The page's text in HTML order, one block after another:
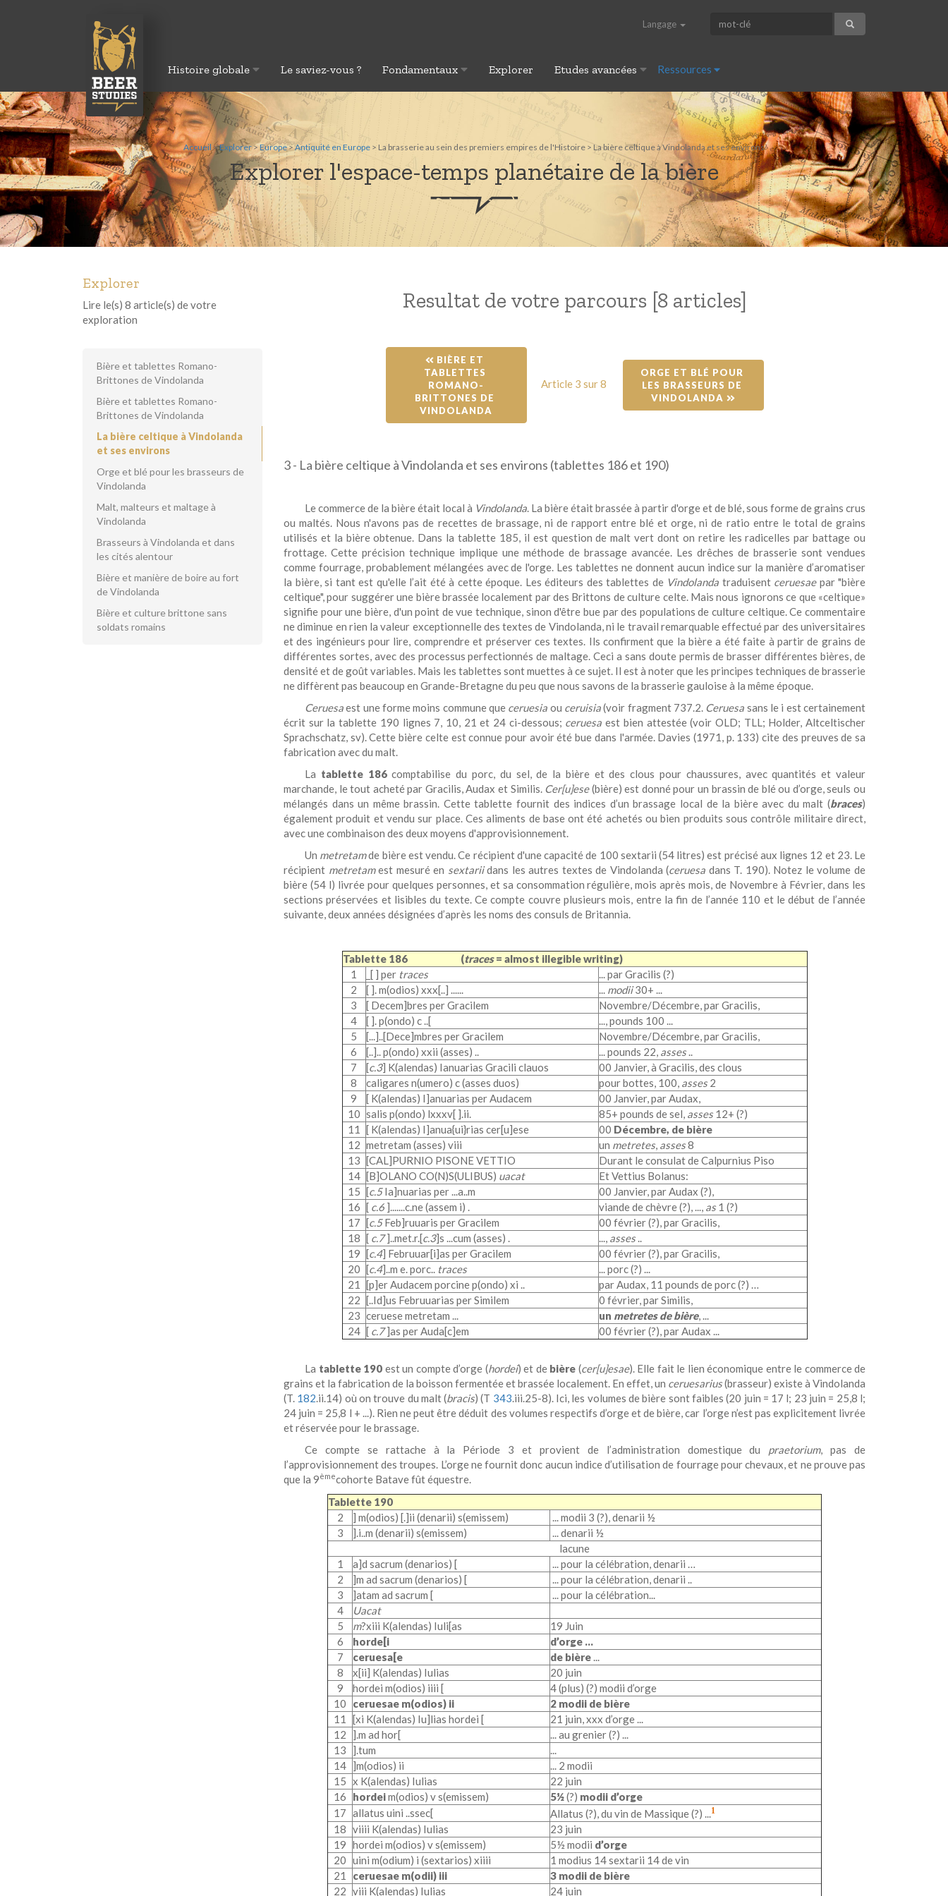
Langage
Histoire globale Le saviez-vous ? Fondamentaux Explorer Etudes avancées Ressources
Accueil>Explorer>Europe>Antiquité en Europe > La brasserie au sein des premiers empires de l'Histoire > La bière celtique à Vindolanda et ses environs
Explorer l'espace-temps planétaire de la bière
Resultat de votre parcours [8 articles]
BIÈRE ET
TABLETTES
ROMANO-
BRITTONES DE
VINDOLANDA
Article 3 sur 8
ORGE ET BLÉ POUR
LES BRASSEURS DE
VINDOLANDA
3 - La bière celtique à Vindolanda et ses environs (tablettes 186 et 190)
Le commerce de la bière était local à Vindolanda. La bière était brassée à partir d'orge et de blé, sous forme de grains crus
ou maltés. Nous n'avons pas de recettes de brassage, ni de rapport entre blé et orge, ni de ratio entre le total de grains
utilisés et la bière obtenue. Dans la tablette 185, il est question de malt vert dont on retire les radicelles par battage ou
frottage. Cette précision technique implique une méthode de brassage avancée. Les drêches de brasserie sont vendues
comme fourrage, probablement mélangées avec de l'orge. Les tablettes ne donnent aucun indice sur la manière d’aromatiser
la bière, si tant est qu'elle l’ait été à cette époque. Les éditeurs des tablettes de Vindolanda traduisent ceruesaepar "bière
celtique", pour suggérer une bière brassée localement par des Brittons de culture celte. Mais nous ignorons ce que «celtique»
signifie pour une bière, d'un point de vue technique, sinon d'être bue par des populations de culture celtique. Ce commentaire
ne diminue en rien la valeur exceptionnelle des textes de Vindolanda, ni le travail remarquable effectué par des universitaires
et des ingénieurs pour lire, comprendre et préserver ces textes. Ils confirment que la bière a été faite à partir de grains de
différentes sortes, avec des processus perfectionnés de maltage. Ceci a sans doute permis de brasser différentes bières, de
densité et de goût variables. Mais les tablettes sont muettes à ce sujet. Il est à noter que les principes techniques de brasserie
ne diffèrent pas beaucoup en Grande-Bretagne du peu que nous savons de la brasserie gauloise à la même époque.
Ceruesaest une forme moins commune que ceruesia ou ceruisia(voir fragment 737.2. Ceruesa sans le i est certainement
écrit sur la tablette 190 lignes 7, 10, 21 et 24 ci-dessous; ceruesa est bien attestée (voir OLD; TLL; Holder, Altceltischer
Sprachschatz, sv). Cette bière celte est connue pour avoir été bue dans l'armée. Davies (1971, p. 133) cite des preuves de sa
fabrication avec du malt.
La tablette 186comptabilise du porc, du sel, de la bière et des clous pour chaussures, avec quantités et valeur
marchande, le tout acheté par Gracilis, Audax et Similis. Cer[u]ese(bière) est donné pour un brassin de blé ou d’orge, seuls ou
mélangés dans un même brassin. Cette tablette fournit des indices d’un brassage local de la bière avec du malt (braces)
également produit et vendu sur place. Ces aliments de base ont été achetés ou bien produits sous contrôle militaire direct,
avec une combinaison des deux moyens d'approvisionnement.
Un metretamde bière est vendu. Ce récipient d'une capacité de 100 sextarii (54 litres) est précisé aux lignes 12 et 23. Le
récipient metretamest mesuré en sextariidans les autres textes de Vindolanda (ceruesa dans T. 190). Notez le volume de
bière (54 l) livrée pour quelques personnes, et sa consommation régulière, mois après mois, de Novembre à Février, dans les
sections préservées et lisibles du texte. Ce compte couvre plusieurs mois, entre la fin de l’année 110 et le début de l’année
suivante, deux années désignées d’après les noms des consuls de Britannia.
Tablette 186(traces= almost illegible writing)
1
_[ ] per traces
... par Gracilis (?)
2
[ ]. m(odios) xxx[..] ...... ... modii30+ ...
3
[ Decem]bres per Gracilem
Novembre/Décembre, par Gracilis,
4
[ ]. p(ondo) c ..[
..., pounds 100 ...
5
[...]..[Dece]mbres per Gracilem
Novembre/Décembre, par Gracilis,
6
[..].. p(ondo) xxii (asses) .. ... pounds 22, asses..
7
[c.3] K(alendas) Ianuarias Gracili clauos
00 Janvier, à Gracilis, des clous
8
caligares n(umero) c (asses duos) pour bottes, 100, asses2
9
[ K(alendas) I]anuarias per Audacem
00 Janvier, par Audax,
10 salis p(ondo) lxxxv[ ].ii. 85+ pounds de sel, asses12+ (?)
11
[ K(alendas) I]anua{ui}rias cer[u]ese 00 Décembre, de bière
12 metretam (asses) viii un metretes, asses8
13 [CAL]PURNIO PISONE VETTIO
Durant le consulat de Calpurnius Piso
14 [B]OLANO CO(N)S(ULIBUS) uacat
Et Vettius Bolanus:
15 [c.5 Ia]nuarias per ...a..m
00 Janvier, par Audax (?),
16 [ c.6 ].......c.ne (assem i) . viande de chèvre (?), ..., as1 (?)
17 [c.5 Feb]ruuaris per Gracilem
00 février (?), par Gracilis,
18 [ c.7 ]..met.r.[c.3]s ...cum (asses) . ..., asses..
19 [c.4] Februuar[i]as per Gracilem
00 février (?), par Gracilis,
20 [c.4]..m e. porc.. traces
... porc (?) ...
21
[p]er Audacem porcine p(ondo) xi ..
par Audax, 11 pounds de porc (?) …
22 [..Id]us Februuarias per Similem
0 février, par Similis,
23 ceruese metretam ... un metretes de bière, ...
24 [ c.7]as per Auda[c]em 00 février (?), par Audax ...
La tablette 190 est un compte d’orge (hordei) et de bière (cer[u]esae). Elle fait le lien économique entre le commerce de
grains et la fabrication de la boisson fermentée et brassée localement. En effet, un ceruesarius(brasseur) existe à Vindolanda
(T. 182.ii.14) où on trouve du malt (bracis) (T 343.iii.25-8). Ici, les volumes de bière sont faibles (20 juin = 17 l; 23 juin = 25,8 l;
24 juin = 25,8 l + ...). Rien ne peut être déduit des volumes respectifs d’orge et de bière, car l’orge n’est pas explicitement livrée
et réservée pour le brassage.
Ce compte se rattache à la Période 3 et provient de l’administration domestique du praetorium, pas de
l’approvisionnement des troupes. L’orge ne fournit donc aucun indice d’utilisation de fourrage pour chevaux, et ne prouve pas
que la 9èmecohorte Batave fût équestre.
Tablette 190
2
] m(odios) [.]ii (denarii) s(emissem)
... modii 3 (?), denarii ½
3
].i..m (denarii) s(emissem)
... denarii ½
lacune
1
a]d sacrum (denarios) [
... pour la célébration, denarii …
2
]m ad sacrum (denarios) [
... pour la célébration, denarii ..
3
]atam ad sacrum [
... pour la célébration...
4
Uacat
5
m?xiii K(alendas) Iuli[as
19 Juin
6
horde[i d’orge ...
7
ceruesa[e de bière...
8
x[ii] K(alendas) Iulias
20 juin
9
hordei m(odios) iiii [
4 (plus) (?) modii d’orge
10
ceruesae m(odios) ii 2 modii de bière
11
[xi K(alendas) Iu]lias hordei [
21 juin, xxx d’orge ...
12
].m ad hor[ ... au grenier (?) ...
13
].tum
...
14 ]m(odios) ii
... 2 modii
15 x K(alendas) Iulias
22 juin
16
hordeim(odios) v s(emissem) 5½(?) modii d’orge
17 allatus uini ..ssec[ Allatus (?), du vin de Massique (?) ...1
18 viiii K(alendas) Iulias
23 juin
19 hordei m(odios) v s(emissem) 5½ modii d’orge
20 uini m(odium) i (sextarios) xiiii
1 modius 14 sextarii 14 de vin
21
ceruesae m(odii) iii
3 modii de bière
22 viii K(alendas) Iulias 24 juin
Explorer
Lire le(s) 8 article(s) de votre
exploration
Bière et tablettes Romano-
Brittones de Vindolanda
Bière et tablettes Romano-
Brittones de Vindolanda
La bière celtique à Vindolanda
et ses environs
Orge et blé pour les brasseurs de
Vindolanda
Malt, malteurs et maltage à
Vindolanda
Brasseurs à Vindolanda et dans
les cités alentour
Bière et manière de boire au fort
de Vindolanda
Bière et culture brittone sans
soldats romains